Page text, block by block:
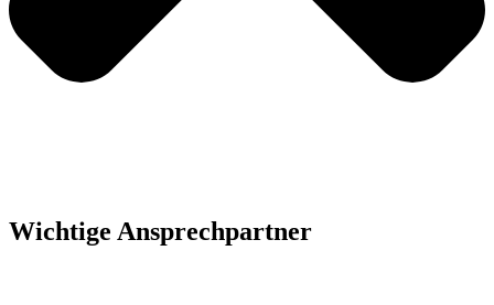
Wichtige Ansprechpartner